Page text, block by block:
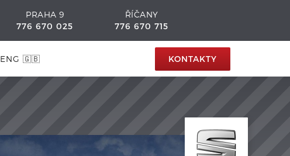
PRAHA 9
776 670 025
ŘÍČANY
776 670 715
ENG 🇬🇧 KONTAKTY